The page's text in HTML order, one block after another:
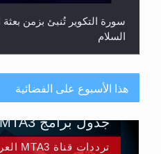
هذا الأسبوع على الفضائية
ترددات قناة MTA3 العربية:
جدول برامج MTA3